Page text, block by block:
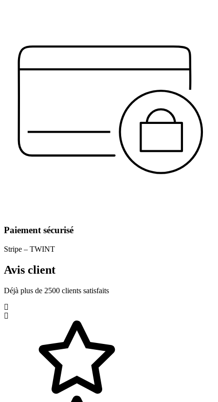
Paiement sécurisé
Stripe – TWINT
Avis client
Déjà plus de 2500 clients satisfaits